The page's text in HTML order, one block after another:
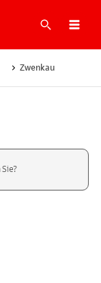
Suche
Zwenkau